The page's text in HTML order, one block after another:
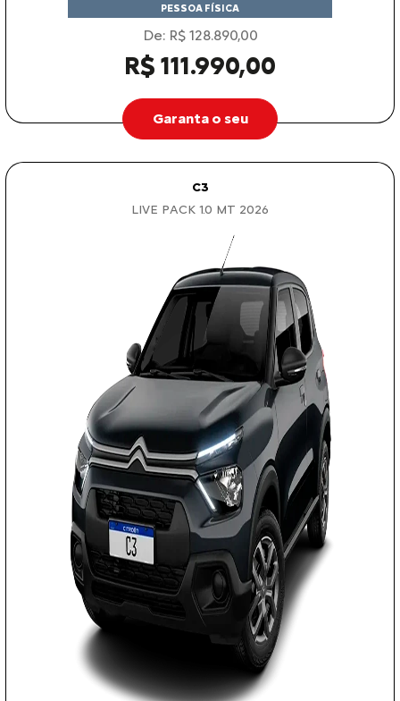
PESSOA FÍSICA
De: R$ 128.890,00
R$ 111.990,00
Garanta o seu
C3
LIVE PACK 1.0 MT 2026